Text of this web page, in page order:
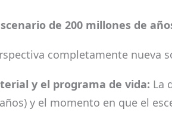
de 200 millones de
completamente nueva
y el programa de vida: La
y el momento en que el